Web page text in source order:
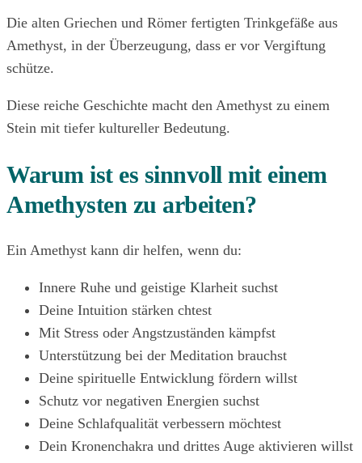
Die alten Griechen und Römer fertigten Trinkgefäße aus
Amethyst, in der Überzeugung, dass er vor Vergiftung
schütze.
Diese reiche Geschichte macht den Amethyst zu einem
Stein mit tiefer kultureller Bedeutung.
Warum ist es sinnvoll mit einem
Amethysten zu arbeiten?
Ein Amethyst kann dir helfen, wenn du:
Innere Ruhe und geistige Klarheit suchst
Deine Intuition stärken chtest
Mit Stress oder Angstzuständen kämpfst
Unterstützung bei der Meditation brauchst
Deine spirituelle Entwicklung fördern willst
Schutz vor negativen Energien suchst
Deine Schlafqualität verbessern möchtest
Dein Kronenchakra und drittes Auge aktivieren willst